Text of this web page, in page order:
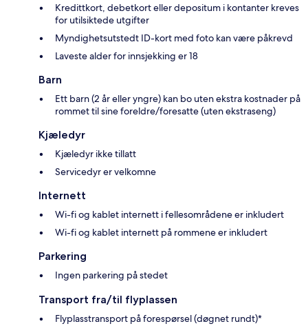
Kredittkort, debetkort eller depositum i kontanter kreves
for utilsiktede utgifter
Myndighetsutstedt ID-kort med foto kan være påkrevd
Laveste alder for innsjekking er 18
Barn
Ett barn (2 år eller yngre) kan bo uten ekstra kostnader på
rommet til sine foreldre/foresatte (uten ekstraseng)
Kjæledyr
Kjæledyr ikke tillatt
Servicedyr er velkomne
Internett
Wi-fi og kablet internett i fellesområdene er inkludert
Wi-fi og kablet internett på rommene er inkludert
Parkering
Ingen parkering på stedet
Transport fra/til flyplassen
Flyplasstransport på forespørsel (døgnet rundt)*